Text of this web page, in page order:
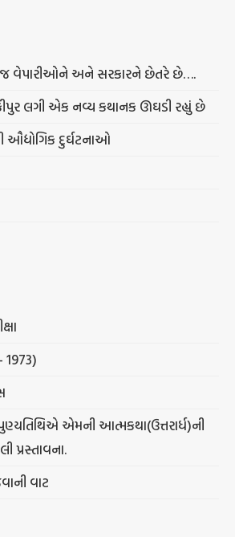
જ વેપારીઓને અને સરકારને છેતરે છે….
લગી એક નવ્ય કથાનક ઊઘડી રહ્યું છે
દુર્ઘટનાઓ
1973)
એમની આત્મકથા(ઉત્તરાર્ધ)ની
પ્રસ્તાવના.
વાટ